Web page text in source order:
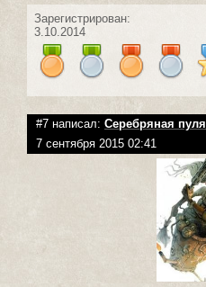
Зарегистрирован:
3.10.2014
#7 написал: Серебряная пуля
7 сентября 2015 02:41